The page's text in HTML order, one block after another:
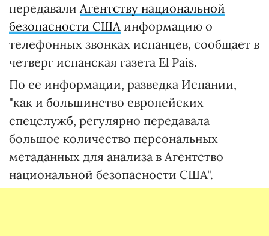
передавали Агентству национальной
безопасности США информацию о
телефонных звонках испанцев, сообщает в
четверг испанская газета El Pais.
По ее информации, разведка Испании,
"как и большинство европейских
спецслужб, регулярно передавала
большое количество персональных
метаданных для анализа в Агентство
национальной безопасности США".